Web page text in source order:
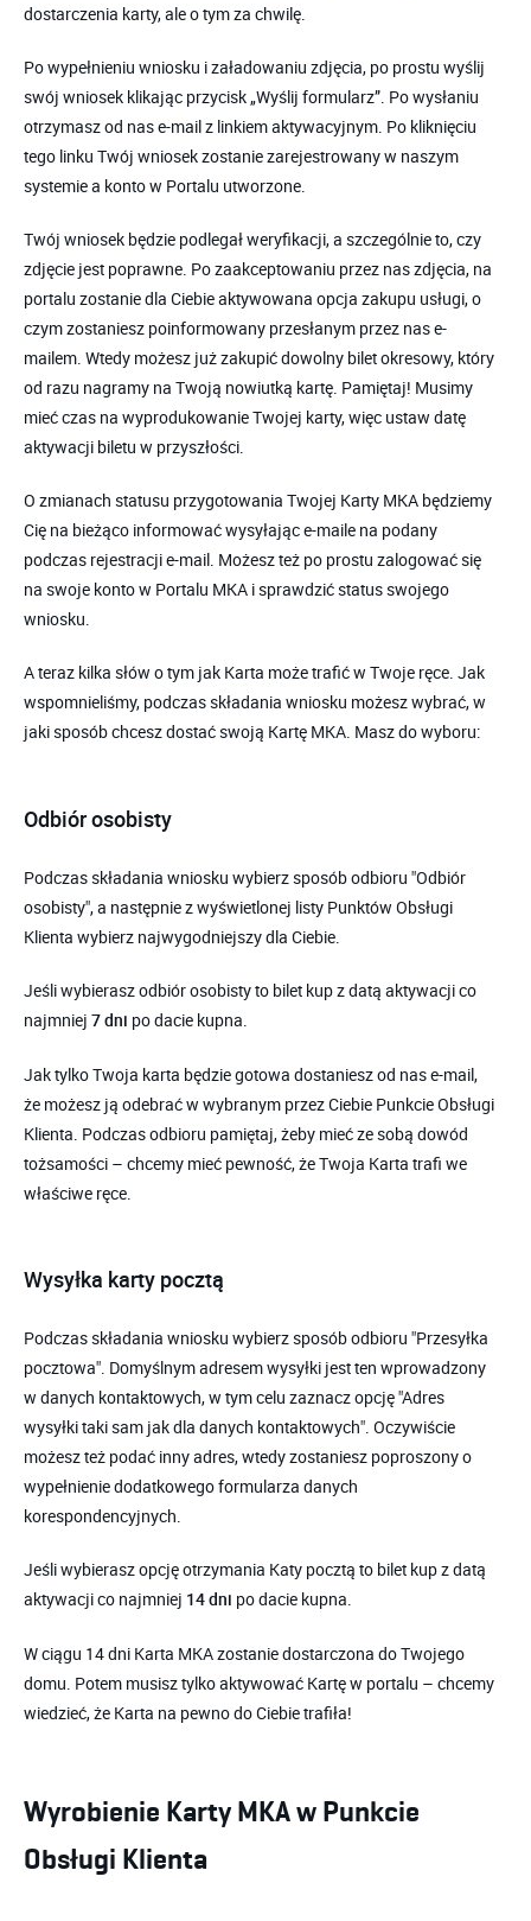
dostarczenia karty, ale o tym za chwilę.
Po wypełnieniu wniosku i załadowaniu zdjęcia, po prostu wyślij
swój wniosek klikając przycisk „Wyślij formularz”. Po wysłaniu
otrzymasz od nas e-mail z linkiem aktywacyjnym. Po kliknięciu
tego linku Twój wniosek zostanie zarejestrowany w naszym
systemie a konto w Portalu utworzone.
Twój wniosek będzie podlegał weryfikacji, a szczególnie to, czy
zdjęcie jest poprawne. Po zaakceptowaniu przez nas zdjęcia, na
portalu zostanie dla Ciebie aktywowana opcja zakupu usługi, o
czym zostaniesz poinformowany przesłanym przez nas e-
mailem. Wtedy możesz już zakupić dowolny bilet okresowy, który
od razu nagramy na Twoją nowiutką kartę. Pamiętaj! Musimy
mieć czas na wyprodukowanie Twojej karty, więc ustaw datę
aktywacji biletu w przyszłości.
O zmianach statusu przygotowania Twojej Karty MKA będziemy
Cię na bieżąco informować wysyłając e-maile na podany
podczas rejestracji e-mail. Możesz też po prostu zalogować się
na swoje konto w Portalu MKA i sprawdzić status swojego
wniosku.
A teraz kilka słów o tym jak Karta może trafić w Twoje ręce. Jak
wspomnieliśmy, podczas składania wniosku możesz wybrać, w
jaki sposób chcesz dostać swoją Kartę MKA. Masz do wyboru:
Odbiór osobisty
Podczas składania wniosku wybierz sposób odbioru "Odbiór
osobisty", a następnie z wyświetlonej listy Punktów Obsługi
Klienta wybierz najwygodniejszy dla Ciebie.
Jeśli wybierasz odbiór osobisty to bilet kup z datą aktywacji co
najmniej 7 dni po dacie kupna.
Jak tylko Twoja karta będzie gotowa dostaniesz od nas e-mail,
że możesz ją odebrać w wybranym przez Ciebie Punkcie Obsługi
Klienta. Podczas odbioru pamiętaj, żeby mieć ze sobą dowód
tożsamości – chcemy mieć pewność, że Twoja Karta trafi we
właściwe ręce.
Wysyłka karty pocztą
Podczas składania wniosku wybierz sposób odbioru "Przesyłka
pocztowa". Domyślnym adresem wysyłki jest ten wprowadzony
w danych kontaktowych, w tym celu zaznacz opcję "Adres
wysyłki taki sam jak dla danych kontaktowych". Oczywiście
możesz też podać inny adres, wtedy zostaniesz poproszony o
wypełnienie dodatkowego formularza danych
korespondencyjnych.
Jeśli wybierasz opcję otrzymania Katy pocztą to bilet kup z datą
aktywacji co najmniej 14 dni po dacie kupna.
W ciągu 14 dni Karta MKA zostanie dostarczona do Twojego
domu. Potem musisz tylko aktywować Kartę w portalu – chcemy
wiedzieć, że Karta na pewno do Ciebie trafiła!
Wyrobienie Karty MKA w Punkcie
Obsługi Klienta